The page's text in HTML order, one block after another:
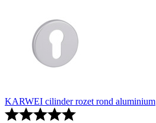
KARWEI cilinder rozet rond aluminium